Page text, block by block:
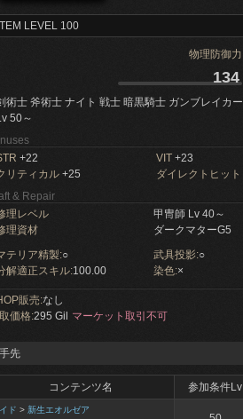
ITEM LEVEL 100
物理防御力
134
術士 斧術士 ナイト 戦士 暗黒騎士 ガンブレイカー
50～
+22 VIT +23
リティカル +25 ダイレクトヒット
& Repair
理レベル
甲冑師 Lv 40～
理資材
ダークマターG5
テリア精製:○ 武具投影:○
解適正スキル:100.00 染色:×
販売:なし
価格:295 Gil マーケット取引不可
先
コンテンツ名 参加条件Lv
ド > 新生エオルゼア